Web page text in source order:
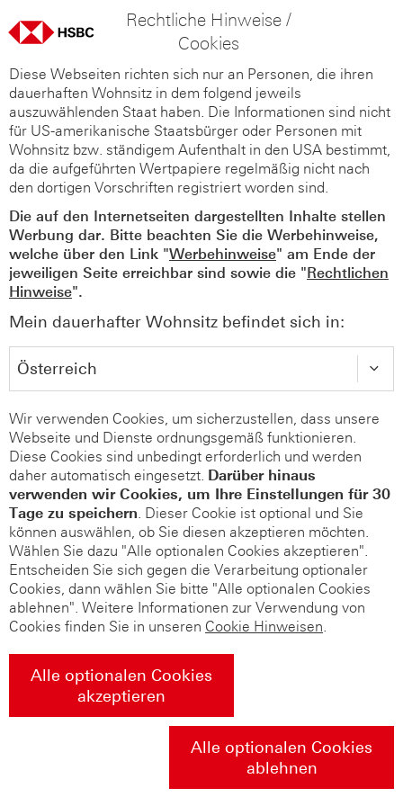
Rechtliche Hinweise /
Cookies
Diese Webseiten richten sich nur an Personen, die ihren
dauerhaften Wohnsitz in dem folgend jeweils
auszuwählenden Staat haben. Die Informationen sind nicht
für US-amerikanische Staatsbürger oder Personen mit
Wohnsitz bzw. ständigem Aufenthalt in den USA bestimmt,
da die aufgeführten Wertpapiere regelmäßig nicht nach
den dortigen Vorschriften registriert worden sind.
Die auf den Internetseiten dargestellten Inhalte stellen
Werbung dar. Bitte beachten Sie die Werbehinweise,
welche über den Link "Werbehinweise" am Ende der
jeweiligen Seite erreichbar sind sowie die "Rechtlichen
Hinweise".
Mein dauerhafter Wohnsitz befindet sich in:
Wir verwenden Cookies, um sicherzustellen, dass unsere
Webseite und Dienste ordnungsgemäß funktionieren.
Diese Cookies sind unbedingt erforderlich und werden
daher automatisch eingesetzt. Darüber hinaus
verwenden wir Cookies, um Ihre Einstellungen für 30
Tage zu speichern. Dieser Cookie ist optional und Sie
können auswählen, ob Sie diesen akzeptieren möchten.
Wählen Sie dazu "Alle optionalen Cookies akzeptieren".
Entscheiden Sie sich gegen die Verarbeitung optionaler
Cookies, dann wählen Sie bitte "Alle optionalen Cookies
ablehnen". Weitere Informationen zur Verwendung von
Cookies finden Sie in unseren Cookie Hinweisen.
Alle optionalen Cookies
akzeptieren
Alle optionalen Cookies
ablehnen